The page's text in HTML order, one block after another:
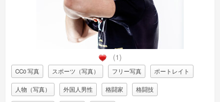
(1)
CC0 写真 スポーツ（写真） フリー写真 ポートレイト
人物（写真） 外国人男性 格闘家 格闘技